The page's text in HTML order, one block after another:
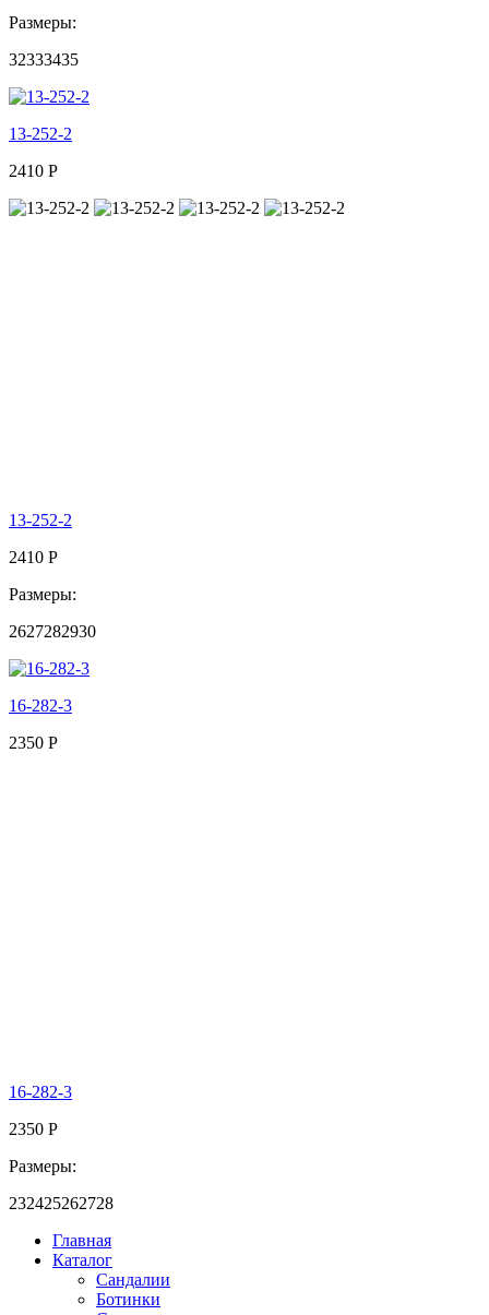
Размеры:
32333435
13-252-2
2410 Р
13-252-2
2410 Р
Размеры:
2627282930
16-282-3
2350 Р
16-282-3
2350 Р
Размеры:
232425262728
Главная
Каталог
Сандалии
Ботинки